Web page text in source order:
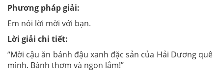
Phương pháp giải:
Em nói lời mời với bạn.
Lời giải chi tiết:
“Mời cậu ăn bánh đậu xanh đặc sản của Hải Dương quê
mình. Bánh thơm và ngon lắm!”